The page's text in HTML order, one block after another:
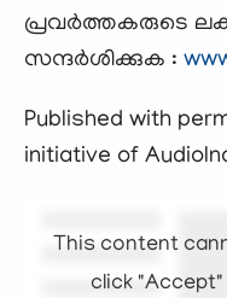
പ്രവര്‍ത്തകരുടെ
സന്ദര്‍ശിക്കുക :
Published with
initiative of
This content
click